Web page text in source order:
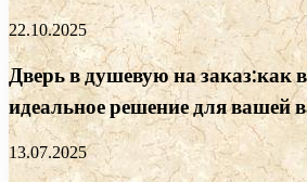
22.10.2025
Дверь в душевую на заказ:как
идеальное решение для вашей
13.07.2025